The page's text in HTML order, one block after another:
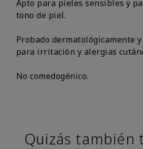
Apto para pieles sensibles y
tono de piel.
Probado dermatológicamente
para irritación y alergias
No comedogénico.
Quizás también